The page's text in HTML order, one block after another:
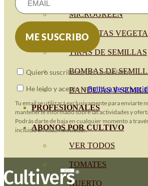
MICROGREEN
CUBIERTAS
TIRAS DE SEMILLAS
BOMBAS DE
BANDEJAS Y
PROFESIONALES
ABONOS POR CULTIVO
VER TODOS
TOMATES
HUERTO
Quiero suscribirme a la newsletter
He leido y acepto laPolítica de
Tu email se utilizará exclusivamente para enviarte
mantenerte informado sobre las actividades y
Podrás darte de baja en cualquier momento a
incluido en cada newsletter.